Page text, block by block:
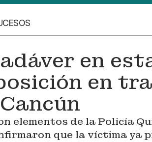
en
en
elementos de la Policía
que la víctima ya